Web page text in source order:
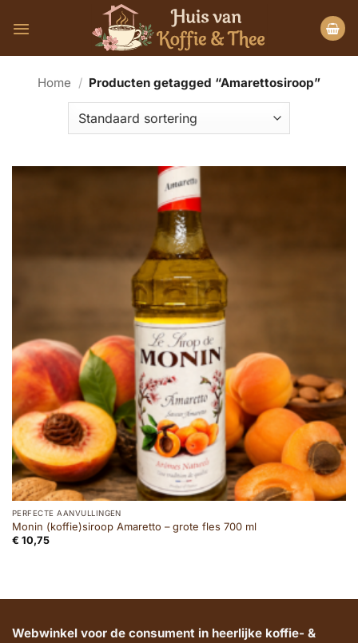
naar
Home / Producten getagged “Amarettosiroop”
PERFECTE AANVULLINGEN
Monin (koffie)siroop Amaretto – grote fles 700 ml
€ 10,75
Webwinkel voor de consument in heerlijke koffie- &